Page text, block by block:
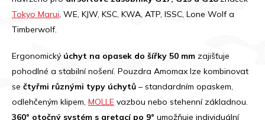
Tokyo Marui, WE, KJW, KSC, KWA, ATP, ISSC, Lone Wolf a
Timberwolf.
Ergonomický úchyt na opasek do šířky 50 mm zajišťuje
pohodlné a stabilní nošení. Pouzdra Amomax lze kombinovat
se čtyřmi různými typy úchytů – standardním opaskem,
odlehčeným klipem, MOLLE vazbou nebo stehenní základnou.
360° otočný systém s aretací po 9° umožňuje individuální